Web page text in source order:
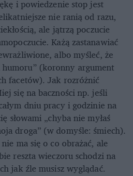
i powiedzenie stop jest
nie ranią od razu,
ale jątrzą poczucie
Każą zastanawiać
albo myśleć, że
(koronny argument
facetów). Jak rozróżnić
się na baczności np. jeśli
dniu pracy i godzinie na
słowami „chyba nie myłaś
droga” (w domyśle: śmiech).
ma się o co obrażać, ale
reszta wieczoru schodzi na
jak źle musisz wyglądać.